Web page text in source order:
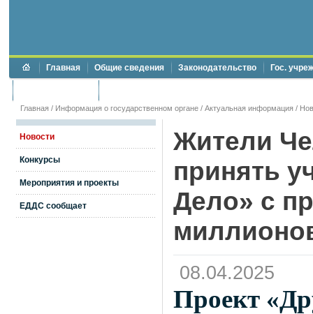
Главная Общие сведения Законодательство Гос.
Главная / Информация о государственном органе / Актуальная информация /
Новости
Конкурсы
Мероприятия и проекты
ЕДДС сообщает
Жители
принять
Дело» с
08.04.2025
Проект